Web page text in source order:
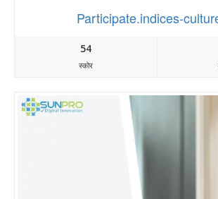
Participate.indices-
54
स्कोर